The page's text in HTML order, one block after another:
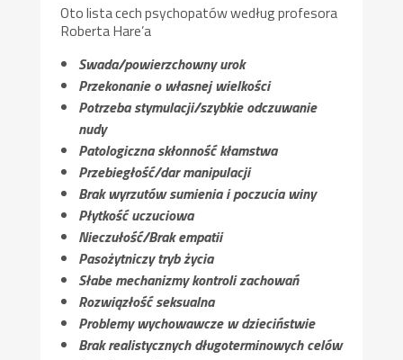
Oto lista cech psychopatów według profesora
Roberta Hare’a
Swada/powierzchowny urok
Przekonanie o własnej wielkości
Potrzeba stymulacji/szybkie odczuwanie
nudy
Patologiczna skłonność kłamstwa
Przebiegłość/dar manipulacji
Brak wyrzutów sumienia i poczucia winy
Płytkość uczuciowa
Nieczułość/Brak empatii
Pasożytniczy tryb życia
Słabe mechanizmy kontroli zachowań
Rozwiązłość seksualna
Problemy wychowawcze w dzieciństwie
Brak realistycznych długoterminowych celów